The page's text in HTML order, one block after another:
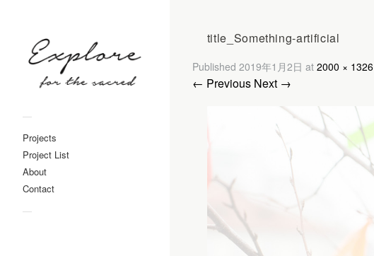
—
Projects
Project List
About
Contact
—
title_Something-artificial
Published 2019年1月2日 at 2000 × 1326
← Previous Next →